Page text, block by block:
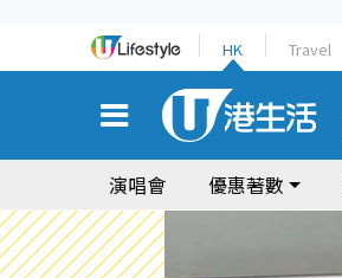
HK Travel
演唱會 優惠著數